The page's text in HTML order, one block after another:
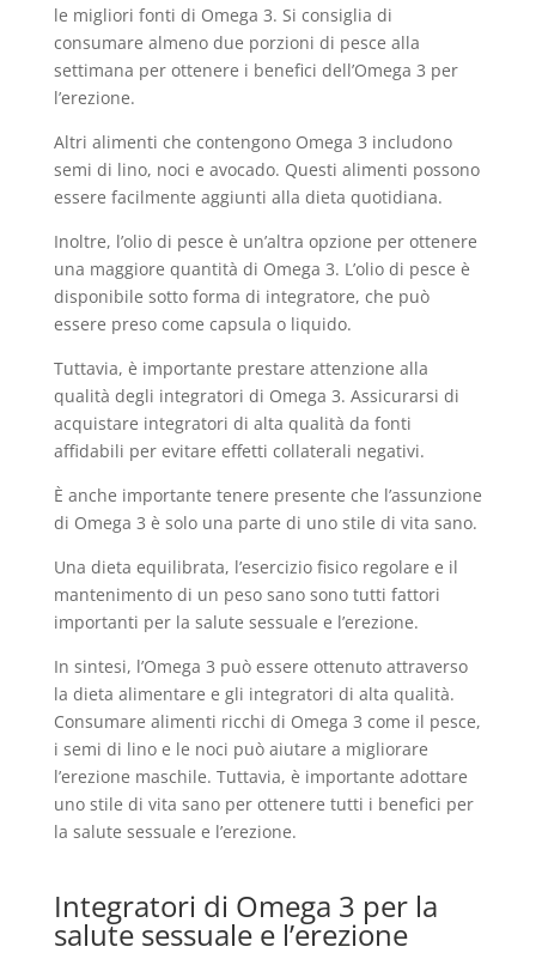
le migliori fonti di Omega 3. Si consiglia di
consumare almeno due porzioni di pesce alla
settimana per ottenere i benefici dell’Omega 3 per
l’erezione.
Altri alimenti che contengono Omega 3 includono
semi di lino, noci e avocado. Questi alimenti possono
essere facilmente aggiunti alla dieta quotidiana.
Inoltre, l’olio di pesce è un’altra opzione per ottenere
una maggiore quantità di Omega 3. L’olio di pesce è
disponibile sotto forma di integratore, che può
essere preso come capsula o liquido.
Tuttavia, è importante prestare attenzione alla
qualità degli integratori di Omega 3. Assicurarsi di
acquistare integratori di alta qualità da fonti
affidabili per evitare effetti collaterali negativi.
È anche importante tenere presente che l’assunzione
di Omega 3 è solo una parte di uno stile di vita sano.
Una dieta equilibrata, l’esercizio fisico regolare e il
mantenimento di un peso sano sono tutti fattori
importanti per la salute sessuale e l’erezione.
In sintesi, l’Omega 3 può essere ottenuto attraverso
la dieta alimentare e gli integratori di alta qualità.
Consumare alimenti ricchi di Omega 3 come il pesce,
i semi di lino e le noci può aiutare a migliorare
l’erezione maschile. Tuttavia, è importante adottare
uno stile di vita sano per ottenere tutti i benefici per
la salute sessuale e l’erezione.
Integratori di Omega 3 per la
salute sessuale e l’erezione